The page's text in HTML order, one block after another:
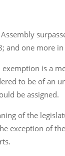
Assembly
and one more
is a
to be of an
be assigned.
of the
exception of